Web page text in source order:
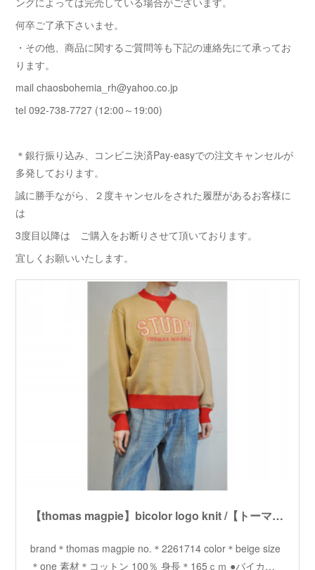
何卒ご了承下さいませ。
・その他、商品に関するご質問等も下記の連絡先にて承ってお
ります。
mail chaosbohemia_rh@yahoo.co.jp
tel 092-738-7727 (12:00～19:00)
＊銀行振り込み、コンビニ決済Pay-easyでの注文キャンセルが
多発しております。
誠に勝手ながら、２度キャンセルをされた履歴があるお客様に
は
3度目以降は ご購入をお断りさせて頂いております。
宜しくお願いいたします。
【thomas magpie】bicolor logo knit /【トーマスマグパイ】 バイカラーロゴニット
brand＊thomas magpie no.＊2261714 color＊beige size
＊one 素材＊コットン 100％ 身長＊165ｃｍ ●バイカ…